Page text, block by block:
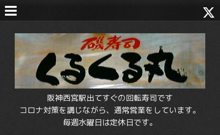
阪神西宮駅出てすぐの回転寿司です
コロナ対策を講じながら、通常営業をしています。
毎週水曜日は定休日です。